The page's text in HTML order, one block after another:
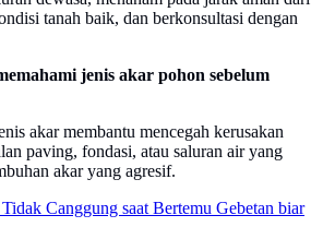
tanah baik, dan berkonsultasi dengan
jenis akar pohon sebelum
akar membantu mencegah kerusakan
paving, fondasi, atau saluran air yang
akar yang agresif.
Canggung saat Bertemu Gebetan biar